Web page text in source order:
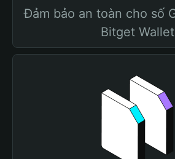
Đảm bảo an toàn cho số
Bitget Wallet